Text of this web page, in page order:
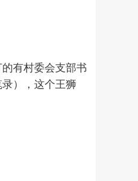
有村委会支部书
），这个王狮